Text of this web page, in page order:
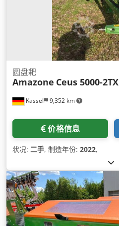
Kassel 9,352 km
圆盘耙
Amazone Ceus 5000-2TX
价格信息
状况: 二手, 制造年份: 2022,